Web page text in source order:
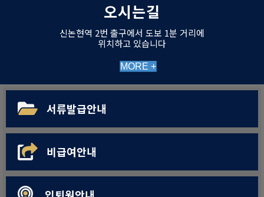
오시는길
신논현역 2번 출구에서 도보 1분 거리에
위치하고 있습니다
MORE +
서류발급안내
비급여안내